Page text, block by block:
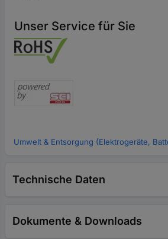
Unser Service für Sie
Umwelt & Entsorgung (Elektrogeräte,
Technische Daten
Dokumente & Downloads